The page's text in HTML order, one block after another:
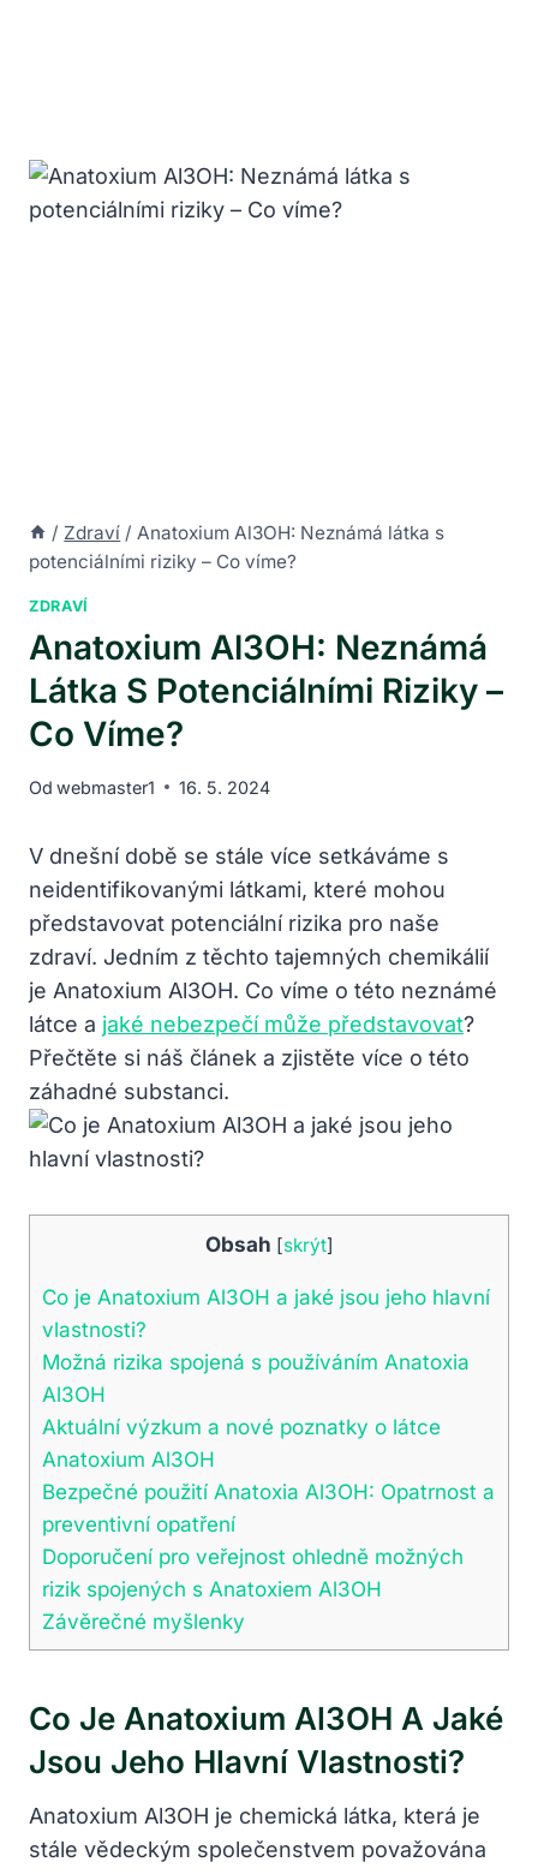
/ Zdraví / Anatoxium Al3OH: Neznámá látka s
potenciálními riziky – Co víme?
ZDRAVÍ
Anatoxium Al3OH: Neznámá
Látka S Potenciálními Riziky –
Co Víme?
Od webmaster1 16. 5. 2024
V dnešní době se stále více setkáváme s
neidentifikovanými látkami, které mohou
představovat potenciální rizika pro naše
zdraví. Jedním z těchto tajemných chemikálií
je Anatoxium Al3OH. Co víme o této neznámé
látce a jaké nebezpečí může představovat?
Přečtěte si náš článek a zjistěte více o této
záhadné substanci.
Obsah [skrýt]
Co je Anatoxium Al3OH a jaké jsou jeho hlavní
vlastnosti?
Možná rizika spojená s používáním Anatoxia
Al3OH
Aktuální výzkum a nové poznatky o látce
Anatoxium Al3OH
Bezpečné použití Anatoxia Al3OH: Opatrnost a
preventivní opatření
Doporučení pro veřejnost ohledně možných
rizik spojených s Anatoxiem Al3OH
Závěrečné myšlenky
Co Je Anatoxium Al3OH A Jaké
Jsou Jeho Hlavní Vlastnosti?
Anatoxium Al3OH je chemická látka, která je
stále vědeckým společenstvem považována